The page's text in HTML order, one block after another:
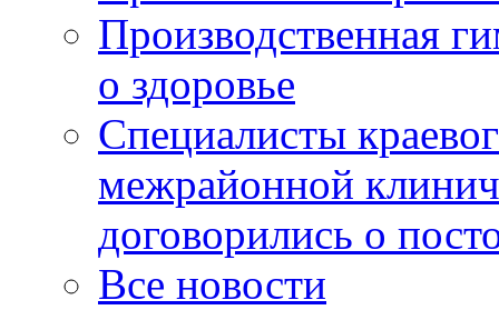
Производственная
о здоровье
Специалисты
межрайонной
договорились о
Все новости